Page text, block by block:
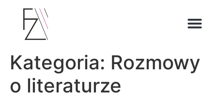
Kategoria: Rozmowy
o literaturze